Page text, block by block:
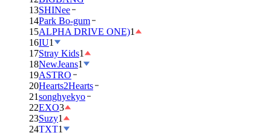
13SHINee
14Park Bo-gum
15ALPHA DRIVE ONE)1
16IU1
17Stray Kids1
18NewJeans1
19ASTRO
20Hearts2Hearts
21songhyekyo
22EXO3
23Suzy1
24TXT1